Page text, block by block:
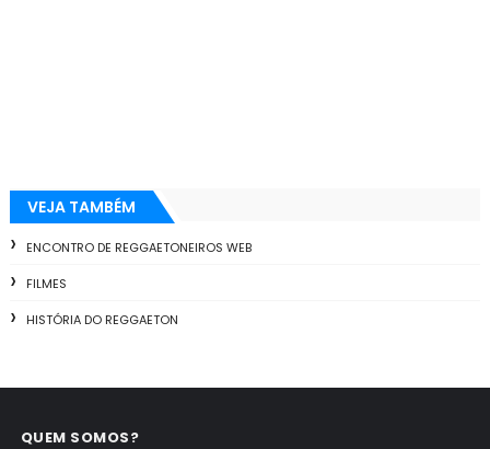
VEJA TAMBÉM
ENCONTRO DE REGGAETONEIROS WEB
FILMES
HISTÓRIA DO REGGAETON
QUEM SOMOS?